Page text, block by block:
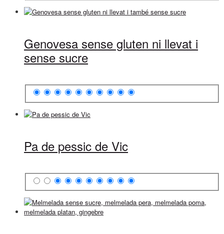
Genovesa sense gluten ni llevat i
sense sucre
Pa de pessic de Vic